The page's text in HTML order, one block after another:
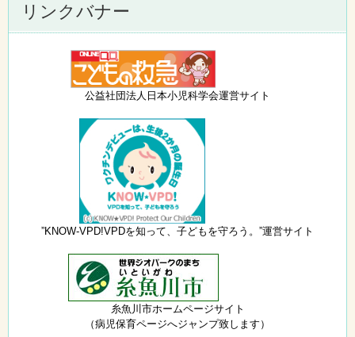
リンクバナー
公益社団法人日本小児科学会運営サイト
”KNOW-VPD!VPDを知って、子どもを守ろう。”運営サイト
糸魚川市ホームページサイト
（病児保育ページへジャンプ致します）